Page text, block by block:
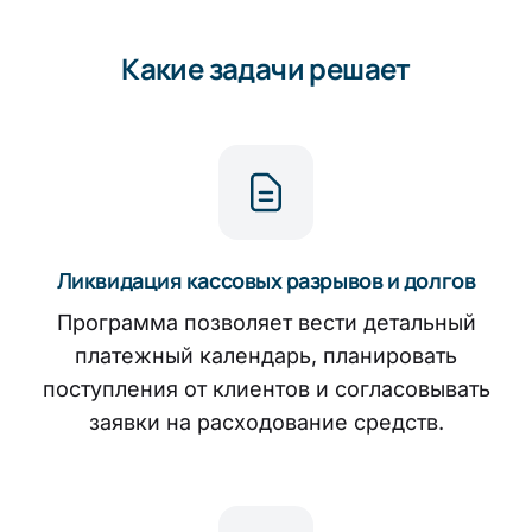
Какие задачи решает
Ликвидация кассовых разрывов и долгов
Программа позволяет вести детальный
платежный календарь, планировать
поступления от клиентов и согласовывать
заявки на расходование средств.